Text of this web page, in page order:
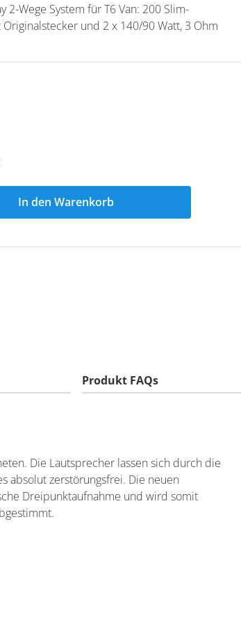
2-Wege System für T6 Van: 200 Slim-
und 2 x 140/90 Watt, 3 Ohm
In den Warenkorb
Produkt FAQs
Die Lautsprecher lassen sich durch die
absolut zerstörungsfrei. Die neuen
Dreipunktaufnahme und wird somit